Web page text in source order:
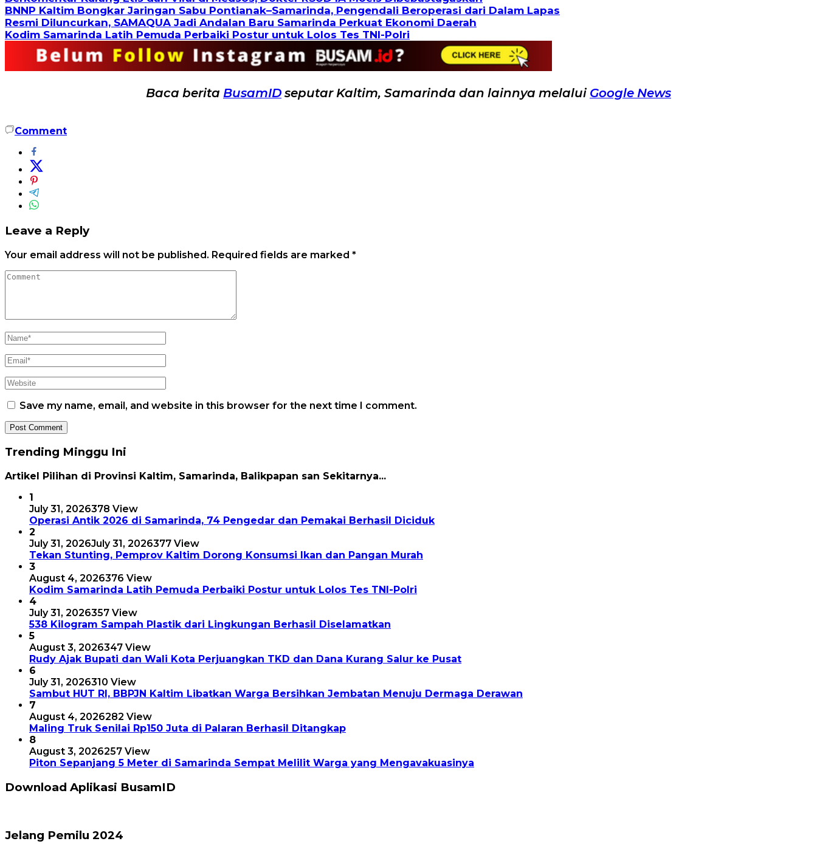
BNNP Kaltim Bongkar Jaringan Sabu Pontianak–Samarinda, Pengendali Beroperasi dari Dalam Lapas
Resmi Diluncurkan, SAMAQUA Jadi Andalan Baru Samarinda Perkuat Ekonomi Daerah
Kodim Samarinda Latih Pemuda Perbaiki Postur untuk Lolos Tes TNI-Polri
Baca berita BusamIDseputar Kaltim, Samarinda dan lainnya melalui Google News
Comment
Leave a Reply
Your email address will not be published. Required fields are marked *
Save my name, email, and website in this browser for the next time I comment.
Trending Minggu Ini
Artikel Pilihan di Provinsi Kaltim, Samarinda, Balikpapan san Sekitarnya...
1
July 31, 2026378 View
Operasi Antik 2026 di Samarinda, 74 Pengedar dan Pemakai Berhasil Diciduk
2
July 31, 2026July 31, 2026377 View
Tekan Stunting, Pemprov Kaltim Dorong Konsumsi Ikan dan Pangan Murah
3
August 4, 2026376 View
Kodim Samarinda Latih Pemuda Perbaiki Postur untuk Lolos Tes TNI-Polri
4
July 31, 2026357 View
538 Kilogram Sampah Plastik dari Lingkungan Berhasil Diselamatkan
5
August 3, 2026347 View
Rudy Ajak Bupati dan Wali Kota Perjuangkan TKD dan Dana Kurang Salur ke Pusat
6
July 31, 2026310 View
Sambut HUT RI, BBPJN Kaltim Libatkan Warga Bersihkan Jembatan Menuju Dermaga Derawan
7
August 4, 2026282 View
Maling Truk Senilai Rp150 Juta di Palaran Berhasil Ditangkap
8
August 3, 2026257 View
Piton Sepanjang 5 Meter di Samarinda Sempat Melilit Warga yang Mengavakuasinya
Download Aplikasi BusamID
Jelang Pemilu 2024